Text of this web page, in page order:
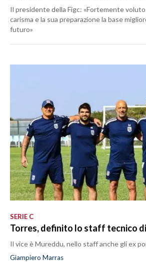
Il presidente della Figc: «Fortemente voluto
carisma e la sua preparazione la base
futuro»
SERIE C
Torres, definito lo staff tecnico
Il vice è Mureddu, nello staff anche gli ex
Giampiero Marras